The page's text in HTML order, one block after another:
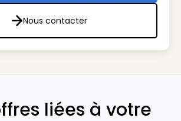
Nous contacter
Nous contacter
liées à votre